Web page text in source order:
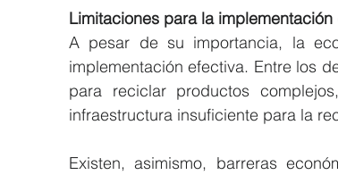
Limitaciones para la
A pesar de su importancia, la
implementación efectiva. Entre los
para reciclar productos
infraestructura insuficiente para la
Existen, asimismo, barreras